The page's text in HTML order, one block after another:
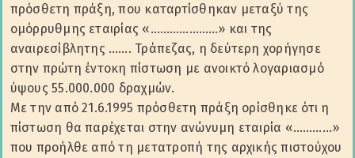
πρόσθετη πράξη, που καταρτίσθηκαν μεταξύ της
ομόρρυθμης εταιρίας «…………………» και της
αναιρεσίβλητης ……. Τράπεζας, η δεύτερη χορήγησε
στην πρώτη έντοκη πίστωση με ανοικτό λογαριασμό
ύψους 55.000.000 δραχμών.
Με την από 21.6.1995 πρόσθετη πράξη ορίσθηκε ότι η
πίστωση θα παρέχεται στην ανώνυμη εταιρία «…………»
που προήλθε από τη μετατροπή της αρχικής πιστούχου